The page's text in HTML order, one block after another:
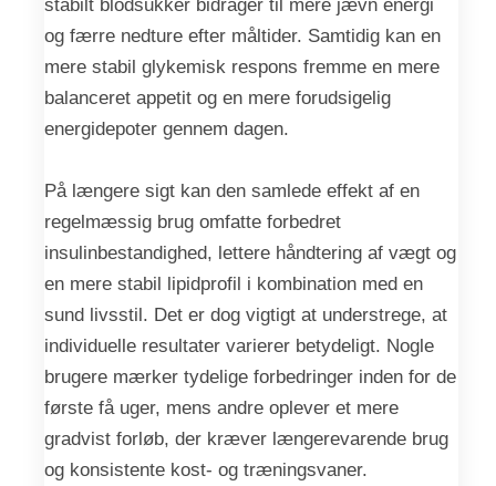
stabilt blodsukker bidrager til mere jævn energi
og færre nedture efter måltider. Samtidig kan en
mere stabil glykemisk respons fremme en mere
balanceret appetit og en mere forudsigelig
energidepoter gennem dagen.
På længere sigt kan den samlede effekt af en
regelmæssig brug omfatte forbedret
insulinbestandighed, lettere håndtering af vægt og
en mere stabil lipidprofil i kombination med en
sund livsstil. Det er dog vigtigt at understrege, at
individuelle resultater varierer betydeligt. Nogle
brugere mærker tydelige forbedringer inden for de
første få uger, mens andre oplever et mere
gradvist forløb, der kræver længerevarende brug
og konsistente kost- og træningsvaner.